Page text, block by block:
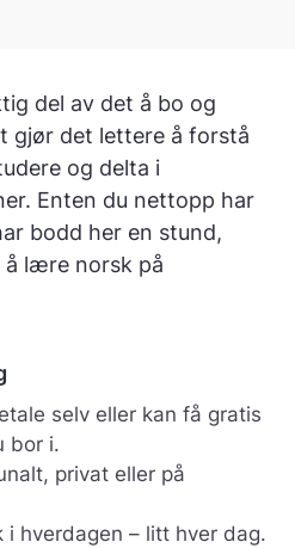
del av det å bo og
gjør det lettere å forstå
og delta i
Enten du nettopp har
bodd her en stund,
lære norsk på
selv eller kan få gratis
bor i.
privat eller på
hverdagen – litt hver dag.